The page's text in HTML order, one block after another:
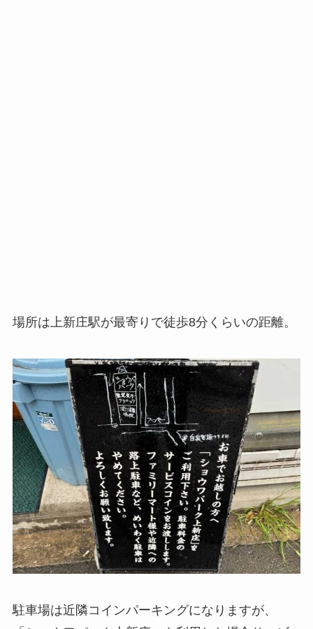
場所は上新庄駅が最寄りで徒歩8分くらいの距離。
駐車場は近隣コインパーキングになりますが、